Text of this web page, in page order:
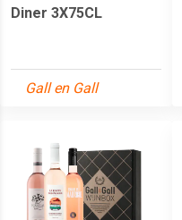
Diner 3X75CL
Gall en Gall